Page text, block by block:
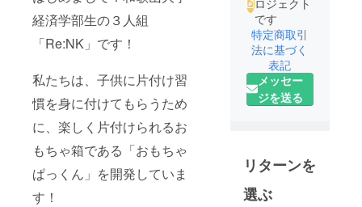
経済学部生の３人組
「Re:NK」です！
私たちは、子供に片付け習
慣を身に付けてもらうため
に、楽しく片付けられるお
もちゃ箱である「おもちゃ
ぱっくん」を開発していま
す！
です
特定商取引
法に基づく
表記
メッセー
ジを送る
リターンを
選ぶ